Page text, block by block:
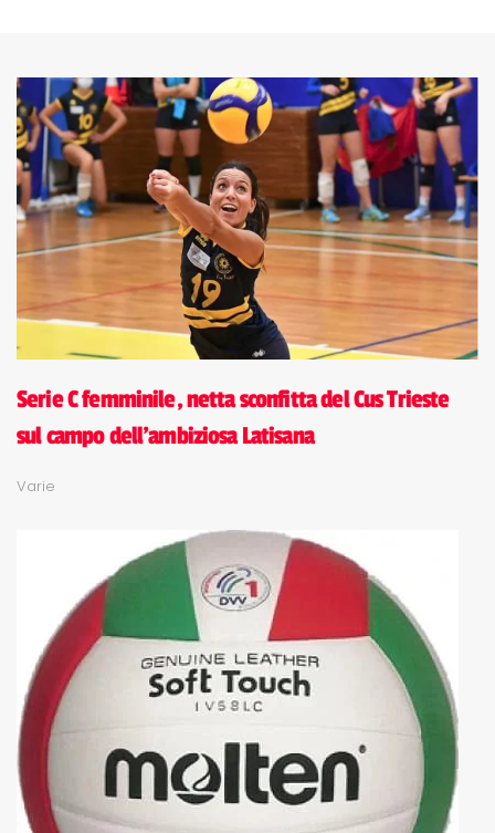
Serie C femminile, netta sconfitta del Cus Trieste
sul campo dell'ambiziosa Latisana
Varie